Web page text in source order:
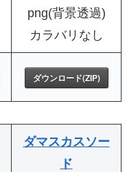
png(背景透過)
カラバリなし
ダウンロード(ZIP)
ダマスカスソー
ド